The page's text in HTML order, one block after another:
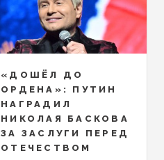
«ДОШЁЛ ДО
ОРДЕНА»: ПУТИН
НАГРАДИЛ
НИКОЛАЯ БАСКОВА
ЗА ЗАСЛУГИ ПЕРЕД
ОТЕЧЕСТВОМ